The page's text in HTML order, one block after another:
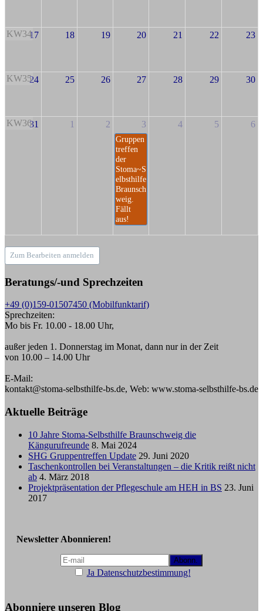
KW3417 18 19 20 21 22 23
KW3524 25 26 27 28 29 30
KW3631 1 2 3
Gruppen
treffen
der
Stoma~S
elbsthilfe
Braunsch
weig.
Fällt
aus!
4 5 6
Zum Bearbeiten anmelden
Beratungs/-und Sprechzeiten
+49 (0)159-01507450 (Mobilfunktarif)
Sprechzeiten:
Mo bis Fr. 10.00 - 18.00 Uhr,
außer jeden 1. Donnerstag im Monat, dann nur in der Zeit
von 10.00 – 14.00 Uhr
E-Mail:
kontakt@stoma-selbsthilfe-bs.de, Web: www.stoma-selbsthilfe-bs.de
Aktuelle Beiträge
10 Jahre Stoma-Selbsthilfe Braunschweig die
Kängurufreunde 8. Mai 2024
SHG Gruppentreffen Update 29. Juni 2020
Taschenkontrollen bei Veranstaltungen – die Kritik reißt nicht
ab 4. März 2018
Projektpräsentation der Pflegeschule am HEH in BS 23. Juni
2017
Newsletter Abonnieren!
Ja Datenschutzbestimmung!
Abonniere unseren Blog